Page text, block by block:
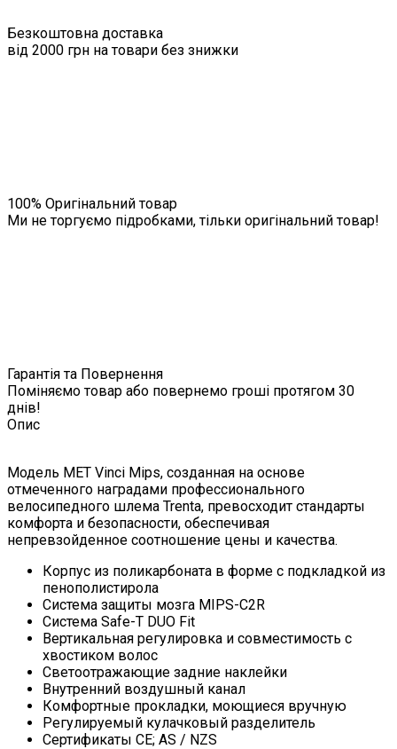
Безкоштовна доставка
від 2000 грн на товари без знижки
100% Оригінальний товар
Ми не торгуємо підробками, тільки оригінальний товар!
Гарантія та Повернення
Поміняємо товар або повернемо гроші протягом 30
днів!
Опис
Модель MET Vinci Mips, созданная на основе
отмеченного наградами профессионального
велосипедного шлема Trenta, превосходит стандарты
комфорта и безопасности, обеспечивая
непревзойденное соотношение цены и качества.
Корпус из поликарбоната в форме с подкладкой из
пенополистирола
Система защиты мозга MIPS-C2R
Система Safe-T DUO Fit
Вертикальная регулировка и совместимость с
хвостиком волос
Светоотражающие задние наклейки
Внутренний воздушный канал
Комфортные прокладки, моющиеся вручную
Регулируемый кулачковый разделитель
Сертификаты CE; AS / NZS